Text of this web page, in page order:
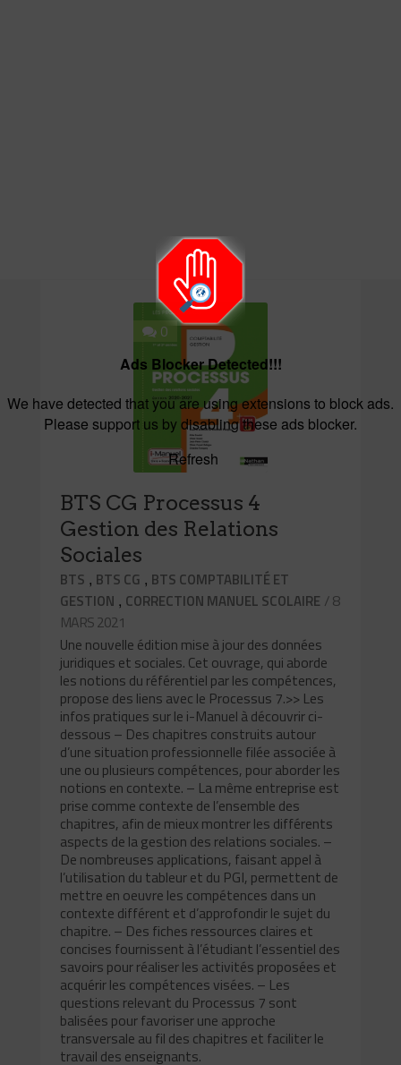
0
BTS CG Processus 4
Gestion des Relations
Sociales
BTS , BTS CG , BTS COMPTABILITÉ ET
GESTION , CORRECTION MANUEL SCOLAIRE / 8
MARS 2021
Une nouvelle édition mise à jour des données
juridiques et sociales. Cet ouvrage, qui aborde
les notions du référentiel par les compétences,
propose des liens avec le Processus 7.>> Les
infos pratiques sur le i-Manuel à découvrir ci-
dessous – Des chapitres construits autour
d’une situation professionnelle filée associée à
une ou plusieurs compétences, pour aborder les
notions en contexte. – La même entreprise est
prise comme contexte de l’ensemble des
chapitres, afin de mieux montrer les différents
aspects de la gestion des relations sociales. –
De nombreuses applications, faisant appel à
l’utilisation du tableur et du PGI, permettent de
mettre en oeuvre les compétences dans un
contexte différent et d’approfondir le sujet du
chapitre. – Des fiches ressources claires et
concises fournissent à l’étudiant l’essentiel des
savoirs pour réaliser les activités proposées et
acquérir les compétences visées. – Les
questions relevant du Processus 7 sont
balisées pour favoriser une approche
transversale au fil des chapitres et faciliter le
travail des enseignants.
Ads Blocker Detected!!!
We have detected that you are using extensions to block ads.
Please support us by disabling these ads blocker.
Refresh